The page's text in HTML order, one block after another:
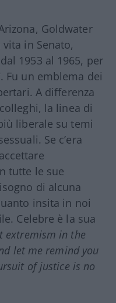
Goldwater
in Senato,
1953 al 1965, per
Fu un emblema dei
A differenza
la linea di
liberale su temi
Se c’era
tutte le sue
di alcuna
insita in noi
Celebre è la sua
extremism in the
let me remind you
of justice is no